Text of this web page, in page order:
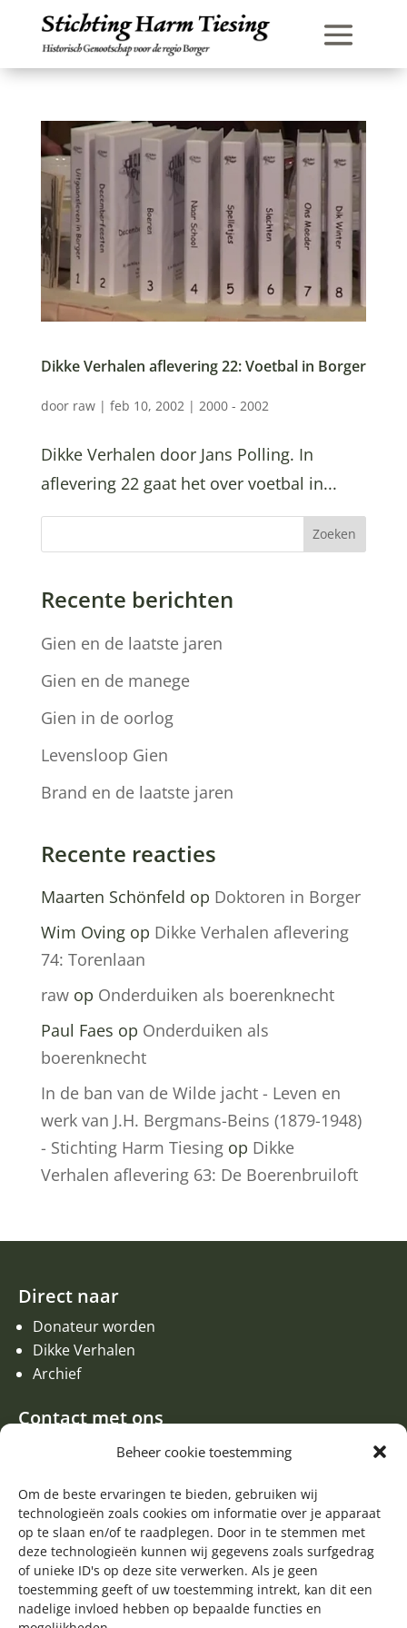
Beheer cookie toestemming
Om de beste ervaringen te bieden, gebruiken wij
technologieën zoals cookies om informatie over je apparaat
op te slaan en/of te raadplegen. Door in te stemmen met
deze technologieën kunnen wij gegevens zoals surfgedrag
of unieke ID's op deze site verwerken. Als je geen
toestemming geeft of uw toestemming intrekt, kan dit een
nadelige invloed hebben op bepaalde functies en
Dikke Verhalen aflevering 22: Voetbal in Borger
door raw| feb 10, 2002 | 2000 - 2002
Dikke Verhalen door Jans Polling. In
aflevering 22 gaat het over voetbal in...
Zoeken
Recente berichten
Gien en de laatste jaren
Gien en de manege
Gien in de oorlog
Levensloop Gien
Brand en de laatste jaren
Recente reacties
Maarten Schönfeld op Doktoren in Borger
Wim Ovingop Dikke Verhalen aflevering
74: Torenlaan
rawop Onderduiken als boerenknecht
Paul Faes op Onderduiken als
boerenknecht
In de ban van de Wilde jacht - Leven en
werk van J.H. Bergmans-Beins (1879-1948)
- Stichting Harm Tiesingop Dikke
Verhalen aflevering 63: De Boerenbruiloft
Direct naar
Donateur worden
Dikke Verhalen
Archief
Contact met ons
Een aanvraag of oproep plaatsen
Contact met de redactie van de Zwerfsteen
Algemene informatie
 Volg ons op Facebook